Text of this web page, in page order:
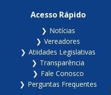
Acesso Rápido
Notícias
Vereadores
Atiidades Legislativas
Transparência
Fale Conosco
Perguntas Frequentes